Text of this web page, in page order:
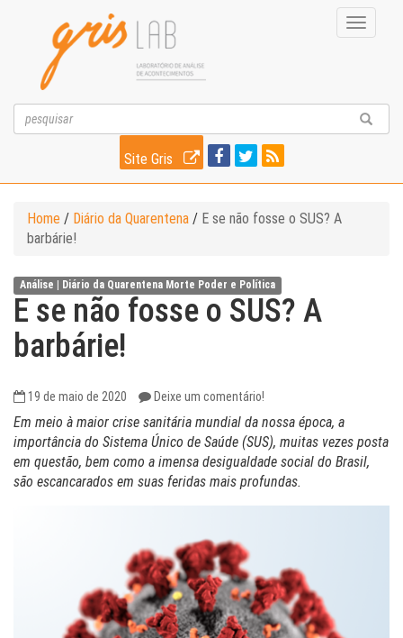
Toggle
Site Gris
Home / Diário da Quarentena / E se não fosse o SUS? A
barbárie!
Análise | Diário da Quarentena Morte Poder e Política
E se não fosse o SUS? A
barbárie!
19 de maio de 2020 Deixe um comentário!
Em meio à maior crise sanitária mundial da nossa época, a
importância do Sistema Único de Saúde (SUS), muitas vezes posta
em questão, bem como a imensa desigualdade social do Brasil,
são escancarados em suas feridas mais profundas.